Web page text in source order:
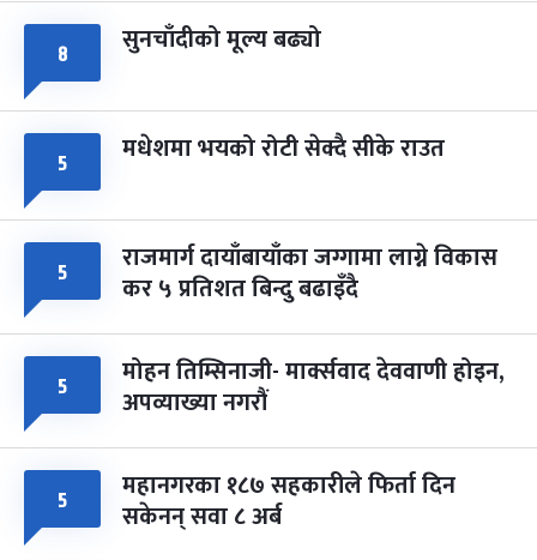
८ सुनचाँदीको मूल्य बढ्यो
५ मधेशमा भयको रोटी सेक्दै सीके राउत
५ राजमार्ग दायाँबायाँका जग्गामा लाग्ने विकास
कर ५ प्रतिशत बिन्दु बढाइँदै
५ मोहन तिम्सिनाजी- मार्क्सवाद देववाणी होइन,
अपव्याख्या नगरौं
५ महानगरका १८७ सहकारीले फिर्ता दिन
सकेनन् सवा ८ अर्ब